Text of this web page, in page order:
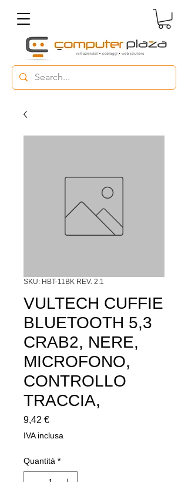
SKU: HBT-11BK REV. 2.1
VULTECH CUFFIE
BLUETOOTH 5,3
CRAB2, NERE,
MICROFONO,
CONTROLLO
TRACCIA,
9,42 €Prezzo
IVA inclusa
Quantità *